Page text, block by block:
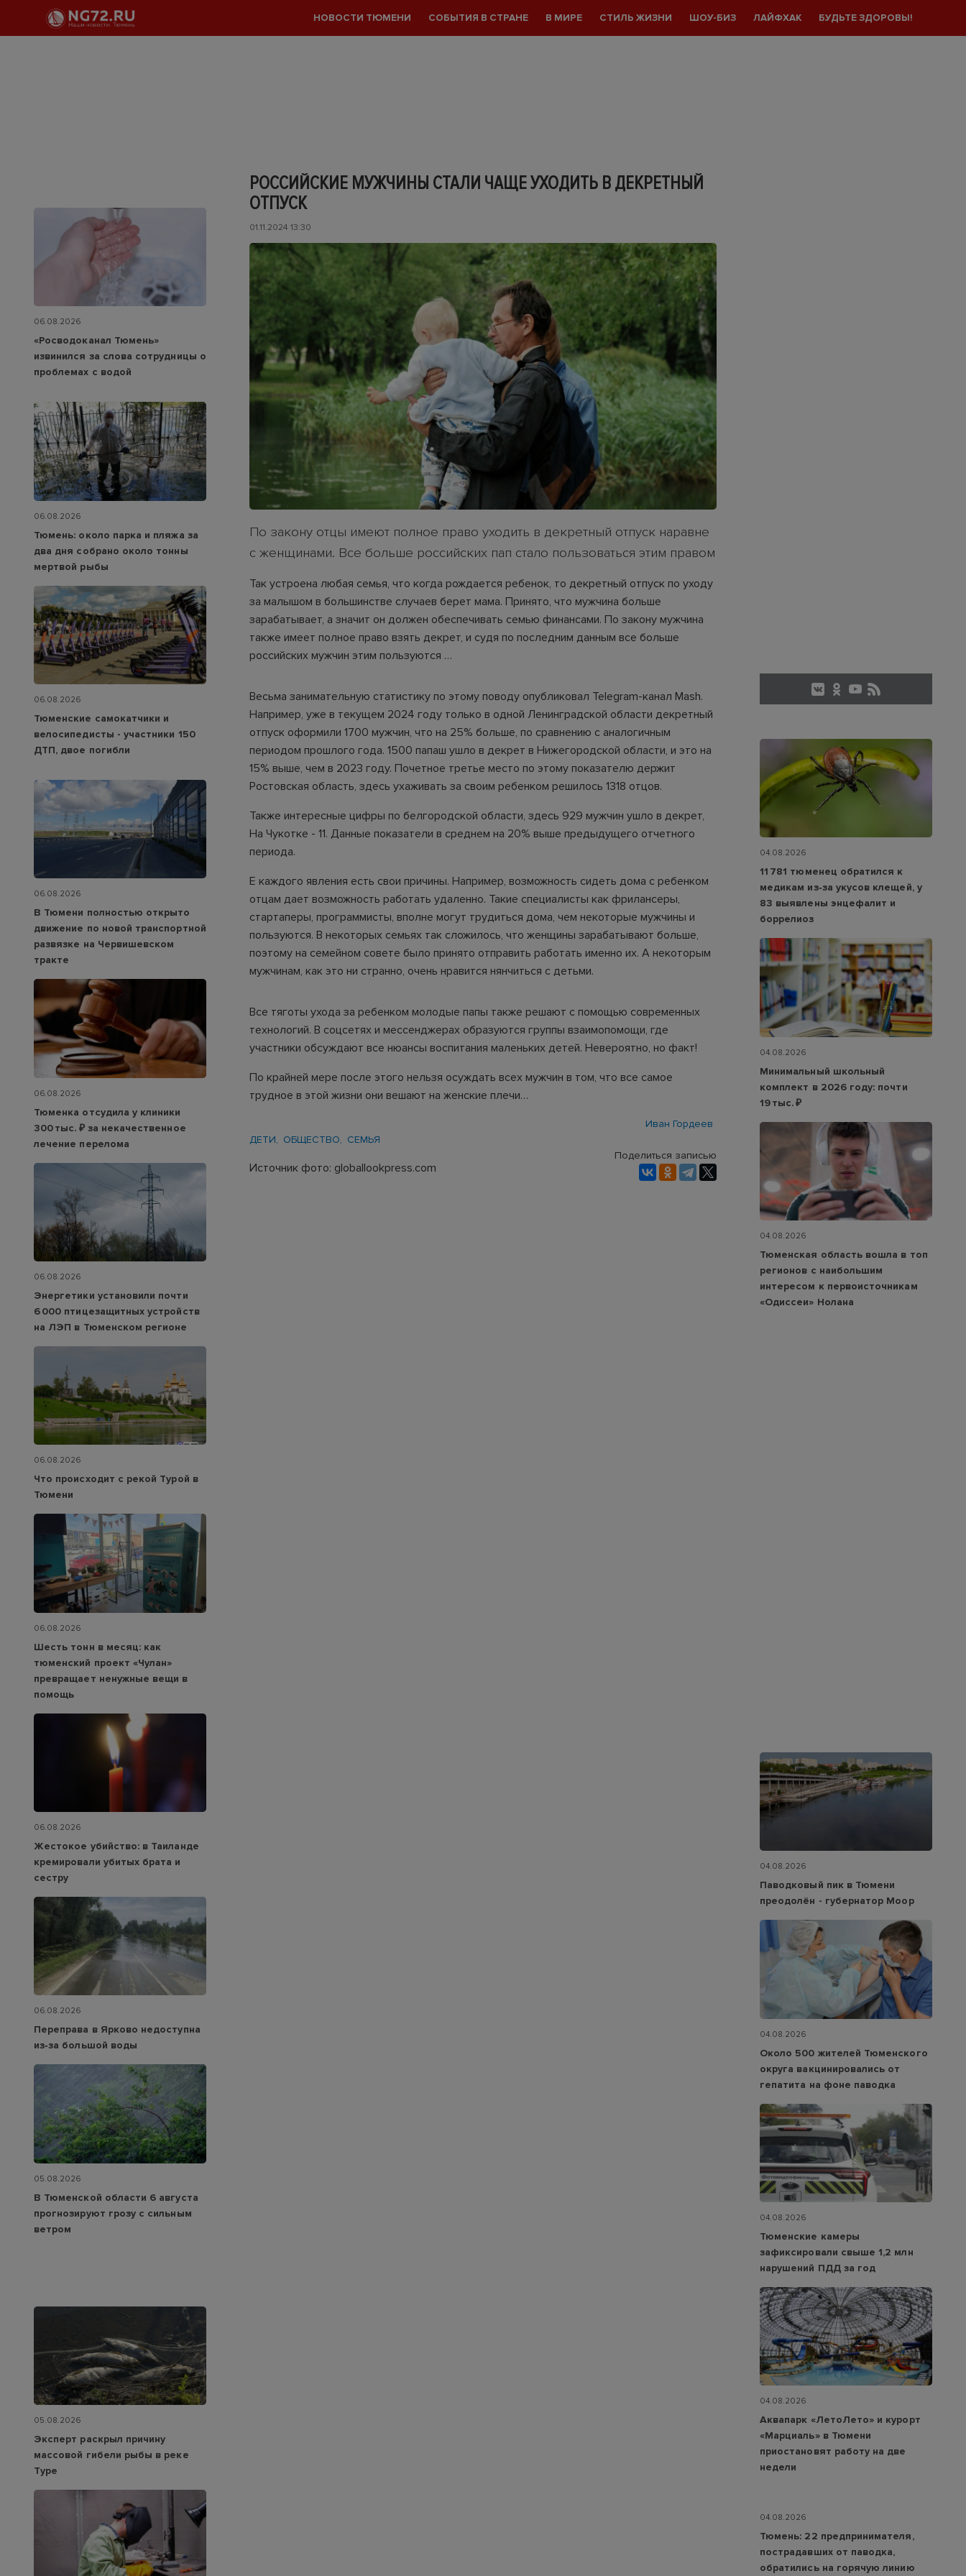
НОВОСТИ ТЮМЕНИ СОБЫТИЯ В СТРАНЕ В МИРЕ СТИЛЬ ЖИЗНИ ШОУ-БИЗ ЛАЙФХАК БУДЬТЕ ЗДОРОВЫ!
РОССИЙСКИЕ МУЖЧИНЫ СТАЛИ ЧАЩЕ УХОДИТЬ В ДЕКРЕТНЫЙ
ОТПУСК
01.11.2024 13:30
По закону отцы имеют полное право уходить в декретный отпуск наравне
с женщинами. Все больше российских пап стало пользоваться этим правом
Так устроена любая семья, что когда рождается ребенок, то декретный отпуск по уходу
за малышом в большинстве случаев берет мама. Принято, что мужчина больше
зарабатывает, а значит он должен обеспечивать семью финансами. По закону мужчина
также имеет полное право взять декрет, и судя по последним данным все больше
российских мужчин этим пользуются …
Весьма занимательную статистику по этому поводу опубликовал Telegram-канал Mash.
Например, уже в текущем 2024 году только в одной Ленинградской области декретный
отпуск оформили 1700 мужчин, что на 25% больше, по сравнению с аналогичным
периодом прошлого года. 1500 папаш ушло в декрет в Нижегородской области, и это на
15% выше, чем в 2023 году. Почетное третье место по этому показателю держит
Ростовская область, здесь ухаживать за своим ребенком решилось 1318 отцов.
Также интересные цифры по белгородской области, здесь 929 мужчин ушло в декрет,
На Чукотке - 11. Данные показатели в среднем на 20% выше предыдущего отчетного
периода.
E каждого явления есть свои причины. Например, возможность сидеть дома с ребенком
отцам дает возможность работать удаленно. Такие специалисты как фрилансеры,
стартаперы, программисты, вполне могут трудиться дома, чем некоторые мужчины и
пользуются. В некоторых семьях так сложилось, что женщины зарабатывают больше,
поэтому на семейном совете было принято отправить работать именно их. А некоторым
мужчинам, как это ни странно, очень нравится нянчиться с детьми.
Все тяготы ухода за ребенком молодые папы также решают с помощью современных
технологий. В соцсетях и мессенджерах образуются группы взаимопомощи, где
участники обсуждают все нюансы воспитания маленьких детей. Невероятно, но факт!
По крайней мере после этого нельзя осуждать всех мужчин в том, что все самое
трудное в этой жизни они вешают на женские плечи…
Иван Гордеев
ДЕТИ
ОБЩЕСТВО СЕМЬЯ
Источник фото: globallookpress.com
Поделиться записью
06.08.2026
«Росводоканал Тюмень»
извинился за слова сотрудницы о
проблемах с водой
06.08.2026
Тюмень: около парка и пляжа за
два дня собрано около тонны
мертвой рыбы
06.08.2026
Тюменские самокатчики и
велосипедисты - участники 150
ДТП, двое погибли
06.08.2026
В Тюмени полностью открыто
движение по новой транспортной
развязке на Червишевском
тракте
06.08.2026
Тюменка отсудила у клиники
300 тыс. ₽ за некачественное
лечение перелома
06.08.2026
Энергетики установили почти
6 000 птицезащитных устройств
на ЛЭП в Тюменском регионе
06.08.2026
Что происходит с рекой Турой в
Тюмени
06.08.2026
Шесть тонн в месяц: как
тюменский проект «Чулан»
превращает ненужные вещи в
помощь
06.08.2026
Жестокое убийство: в Таиланде
кремировали убитых брата и
сестру
06.08.2026
Переправа в Ярково недоступна
из‑за большой воды
05.08.2026
В Тюменской области 6 августа
прогнозируют грозу с сильным
ветром
05.08.2026
Эксперт раскрыл причину
массовой гибели рыбы в реке
Туре
04.08.2026
11 781 тюменец обратился к
медикам из‑за укусов клещей, у
83 выявлены энцефалит и
боррелиоз
04.08.2026
Минимальный школьный
комплект в 2026 году: почти
19 тыс. ₽
04.08.2026
Тюменская область вошла в топ
регионов с наибольшим
интересом к первоисточникам
«Одиссеи» Нолана
04.08.2026
Паводковый пик в Тюмени
преодолён - губернатор Моор
04.08.2026
Около 500 жителей Тюменского
округа вакцинировались от
гепатита на фоне паводка
04.08.2026
Тюменские камеры
зафиксировали свыше 1,2 млн
нарушений ПДД за год
04.08.2026
Аквапарк «ЛетоЛето» и курорт
«Марциаль» в Тюмени
приостановят работу на две
недели
04.08.2026
Тюмень: 22 предпринимателя,
пострадавших от паводка,
обратились на горячую линию